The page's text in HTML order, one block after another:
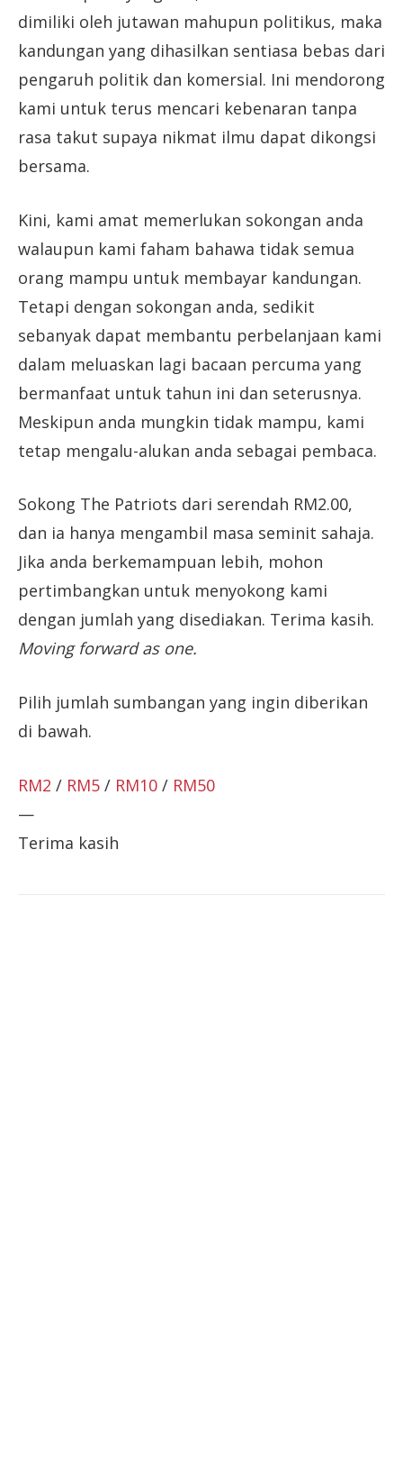
dimiliki oleh jutawan mahupun politikus, maka
kandungan yang dihasilkan sentiasa bebas dari
pengaruh politik dan komersial. Ini mendorong
kami untuk terus mencari kebenaran tanpa
rasa takut supaya nikmat ilmu dapat dikongsi
bersama.
Kini, kami amat memerlukan sokongan anda
walaupun kami faham bahawa tidak semua
orang mampu untuk membayar kandungan.
Tetapi dengan sokongan anda, sedikit
sebanyak dapat membantu perbelanjaan kami
dalam meluaskan lagi bacaan percuma yang
bermanfaat untuk tahun ini dan seterusnya.
Meskipun anda mungkin tidak mampu, kami
tetap mengalu-alukan anda sebagai pembaca.
Sokong The Patriots dari serendah RM2.00,
dan ia hanya mengambil masa seminit sahaja.
Jika anda berkemampuan lebih, mohon
pertimbangkan untuk menyokong kami
dengan jumlah yang disediakan. Terima kasih.
Moving forward as one.
Pilih jumlah sumbangan yang ingin diberikan
di bawah.
RM2 / RM5 / RM10 / RM50
—
Terima kasih